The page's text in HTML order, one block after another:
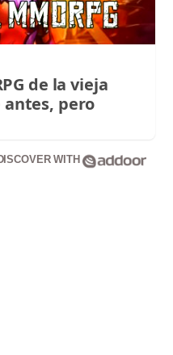
de la vieja
antes, pero
WITH